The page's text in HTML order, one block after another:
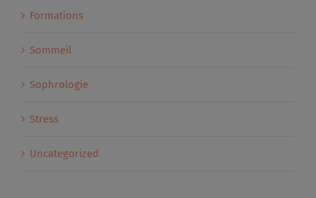
Formations
Sommeil
Sophrologie
Stress
Uncategorized